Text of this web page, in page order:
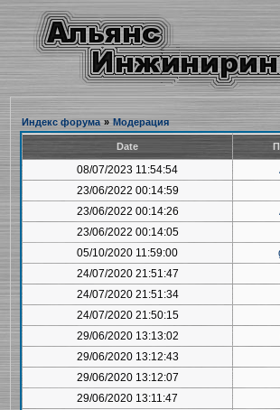
Индекс форума » Модерация
Date
08/07/2023 11:54:54
23/06/2022 00:14:59
23/06/2022 00:14:26
23/06/2022 00:14:05
05/10/2020 11:59:00
24/07/2020 21:51:47
24/07/2020 21:51:34
24/07/2020 21:50:15
29/06/2020 13:13:02
29/06/2020 13:12:43
29/06/2020 13:12:07
29/06/2020 13:11:47